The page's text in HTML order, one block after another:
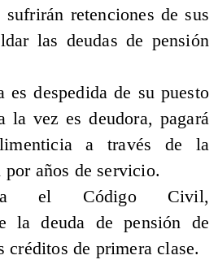
sufrirán retenciones de sus
las deudas de pensión
es despedida de su puesto
la vez es deudora, pagará
a través de la
años de servicio.
el Código Civil,
la deuda de pensión de
créditos de primera clase.